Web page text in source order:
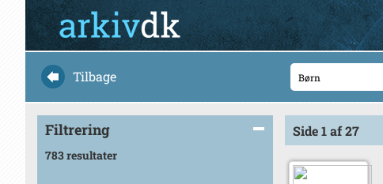
Tilbage
Filtrering
783 resultater
Side 1 af 27